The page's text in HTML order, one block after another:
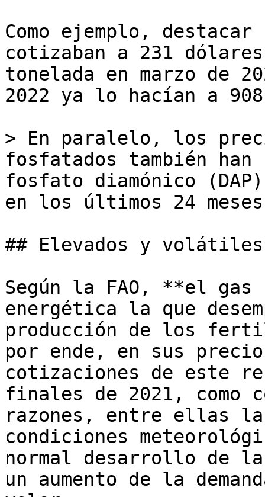
Como ejemplo, destacar
cotizaban a 231
tonelada en marzo de
2022 ya lo hacían a
> En paralelo, los
fosfatados también
fosfato diamónico
en los últimos 24
## Elevados y
Según la FAO, **el
energética la que
producción de los
por ende, en sus
cotizaciones de este
finales de 2021, como
razones, entre ellas la
condiciones
normal desarrollo de
un aumento de la